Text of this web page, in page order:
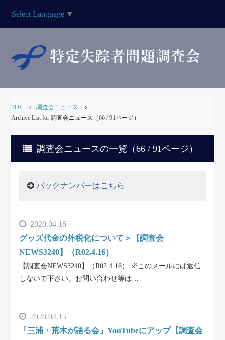
Select Language ▼
TOP
調査会ニュース
Archive List for 調査会ニュース（66 / 91ページ）
調査会ニュースの一覧（66 / 91ページ）
バックナンバーはこちら
2020.04.16
グッズ代金の外税化について＞【調査会
NEWS3240】（R02.4.16）
【調査会NEWS3240】（R02.4.16） ※このメールには返信
しないで下さい。お問い合わせ等は…
2020.04.15
「三浦・荒木が語る会」YouTubeにアップ【調査会